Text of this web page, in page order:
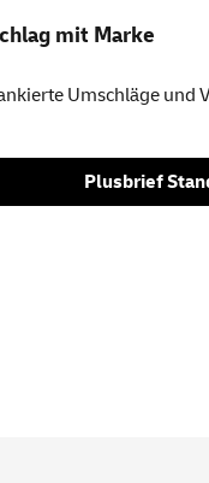
mit Marke
Umschläge und
Plusbrief